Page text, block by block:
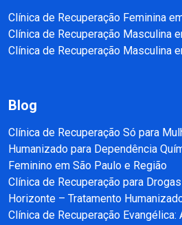
Clínica de Recuperação Feminina
Clínica de Recuperação Masculina
Clínica de Recuperação Masculina
Blog
Clínica de Recuperação Só para
Humanizado para Dependência
Feminino em São Paulo e Região
Clínica de Recuperação para
Horizonte – Tratamento
Clínica de Recuperação Evangélica: